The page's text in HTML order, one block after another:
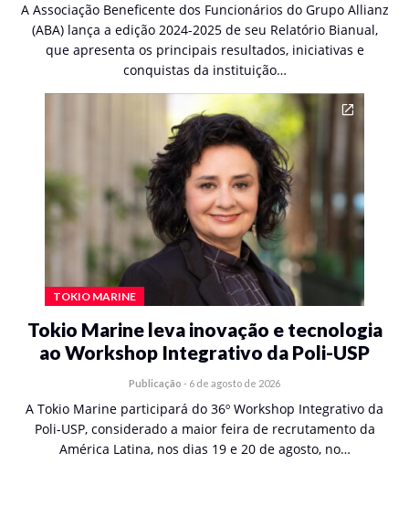
A Associação Beneficente dos Funcionários do Grupo Allianz
(ABA) lança a edição 2024-2025 de seu Relatório Bianual,
que apresenta os principais resultados, iniciativas e
conquistas da instituição…
TOKIO MARINE
Tokio Marine leva inovação e tecnologia
ao Workshop Integrativo da Poli-USP
Publicação - 6 de agosto de 2026
A Tokio Marine participará do 36º Workshop Integrativo da
Poli-USP, considerado a maior feira de recrutamento da
América Latina, nos dias 19 e 20 de agosto, no…